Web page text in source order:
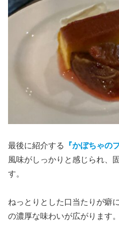
最後に紹介する 『かぼちゃの
風味がしっかりと感じられ、
す。
ねっとりとした口当たりが癖
の濃厚な味わいが広がります。